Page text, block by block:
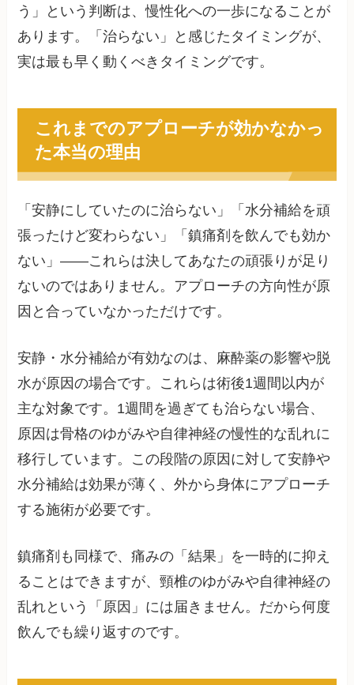
う」という判断は、慢性化への一歩になることが
あります。「治らない」と感じたタイミングが、
実は最も早く動くべきタイミングです。
これまでのアプローチが効かなかっ
た本当の理由
「安静にしていたのに治らない」「水分補給を頑
張ったけど変わらない」「鎮痛剤を飲んでも効か
ない」——これらは決してあなたの頑張りが足り
ないのではありません。アプローチの方向性が原
因と合っていなかっただけです。
安静・水分補給が有効なのは、麻酔薬の影響や脱
水が原因の場合です。これらは術後1週間以内が
主な対象です。1週間を過ぎても治らない場合、
原因は骨格のゆがみや自律神経の慢性的な乱れに
移行しています。この段階の原因に対して安静や
水分補給は効果が薄く、外から身体にアプローチ
する施術が必要です。
鎮痛剤も同様で、痛みの「結果」を一時的に抑え
ることはできますが、頸椎のゆがみや自律神経の
乱れという「原因」には届きません。だから何度
飲んでも繰り返すのです。